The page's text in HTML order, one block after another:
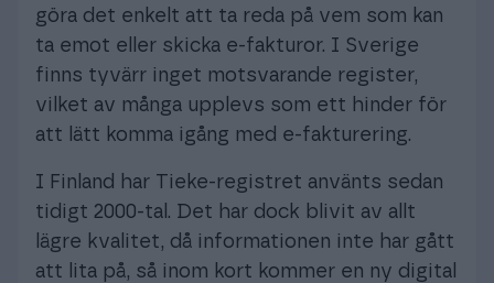
göra det enkelt att ta reda på vem som kan
ta emot eller skicka e-fakturor. I Sverige
finns tyvärr inget motsvarande register,
vilket av många upplevs som ett hinder för
att lätt komma igång med e-fakturering.
I Finland har Tieke-registret använts sedan
tidigt 2000-tal. Det har dock blivit av allt
lägre kvalitet, då informationen inte har gått
att lita på, så inom kort kommer en ny digital